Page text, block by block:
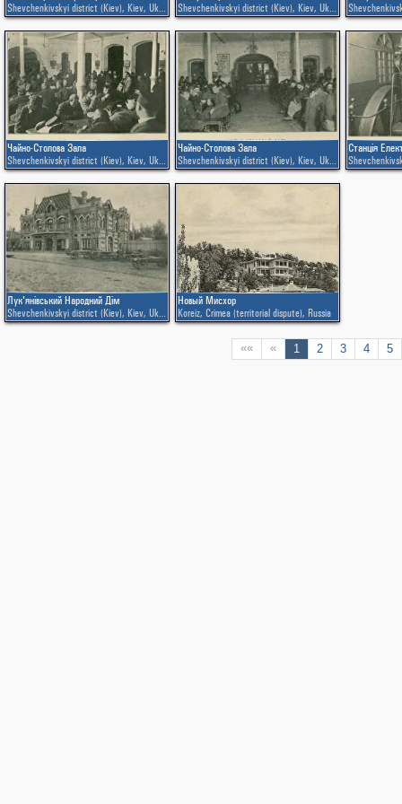
Shevchenkivskyi district (Kiev), Kiev, Ukraine Shevchenkivskyi district (Kiev), Kiev, Ukraine
Чайно-Столова Зала
Shevchenkivskyi district (Kiev), Kiev, Ukraine
Чайно-Столова Зала
Shevchenkivskyi district (Kiev), Kiev, Ukraine
Станція
Лук'янівський Народний Дім
Shevchenkivskyi district (Kiev), Kiev, Ukraine
Новый Мисхор
Koreiz, Crimea (territorial dispute), Russia
«« « 1 2 3 4 5